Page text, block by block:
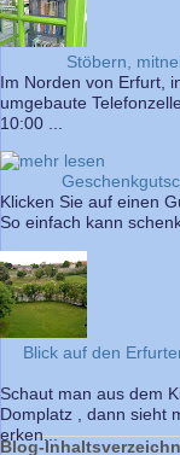
Stöbern,
Im Norden von Erfurt,
umgebaute
10:00 ...
Klicken Sie auf einen
So einfach kann
Blick auf den
Schaut man aus dem
Domplatz , dann sieht
erken...
Blog-